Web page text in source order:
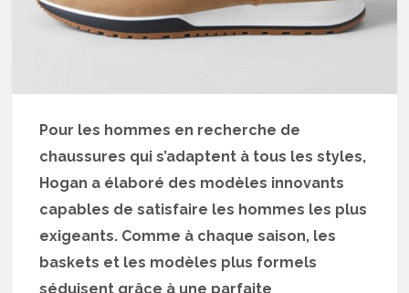
Pour les hommes en recherche de
chaussures qui s’adaptent à tous les styles,
Hogan a élaboré des modèles innovants
capables de satisfaire les hommes les plus
exigeants. Comme à chaque saison, les
baskets et les modèles plus formels
séduisent grâce à une parfaite